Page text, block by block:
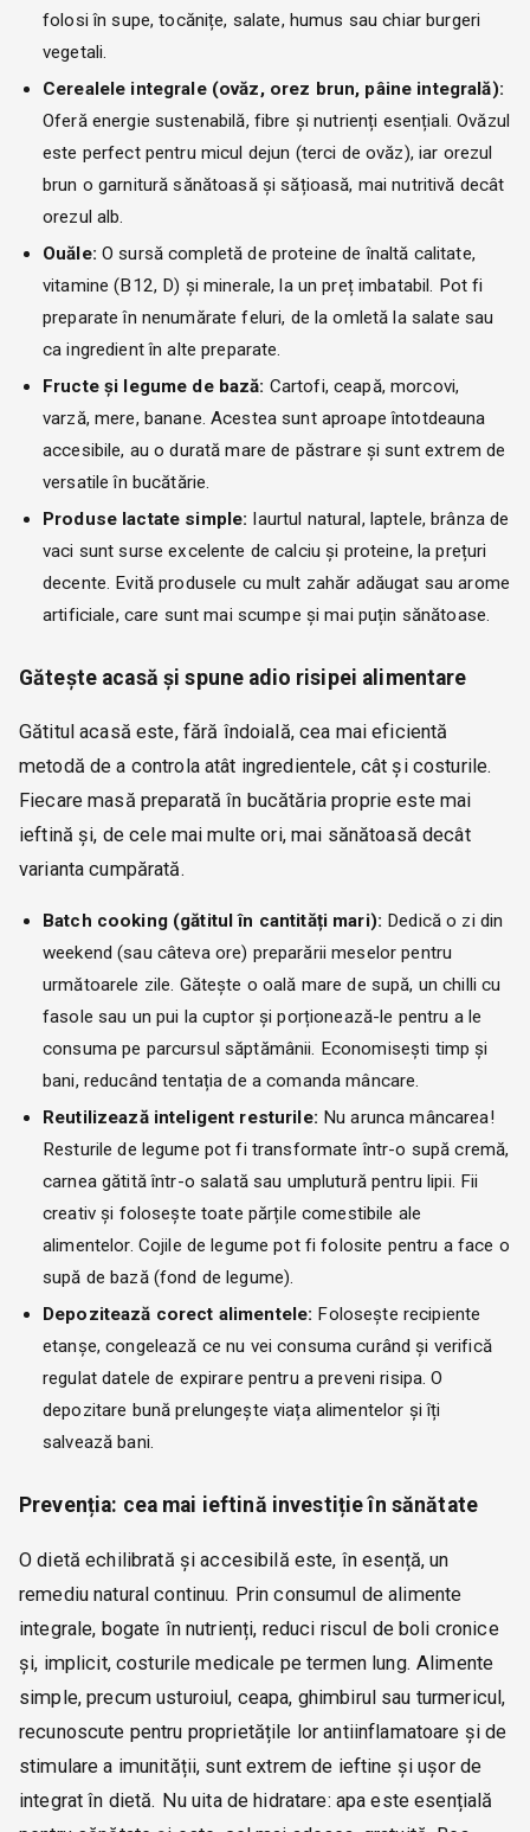
folosi în supe, tocănițe, salate, humus sau chiar burgeri
vegetali.
Cerealele integrale (ovăz, orez brun, pâine integrală):
Oferă energie sustenabilă, fibre și nutrienți esențiali. Ovăzul
este perfect pentru micul dejun (terci de ovăz), iar orezul
brun o garnitură sănătoasă și sățioasă, mai nutritivă decât
orezul alb.
Ouăle: O sursă completă de proteine de înaltă calitate,
vitamine (B12, D) și minerale, la un preț imbatabil. Pot fi
preparate în nenumărate feluri, de la omletă la salate sau
ca ingredient în alte preparate.
Fructe și legume de bază: Cartofi, ceapă, morcovi,
varză, mere, banane. Acestea sunt aproape întotdeauna
accesibile, au o durată mare de păstrare și sunt extrem de
versatile în bucătărie.
Produse lactate simple: Iaurtul natural, laptele, brânza de
vaci sunt surse excelente de calciu și proteine, la prețuri
decente. Evită produsele cu mult zahăr adăugat sau arome
artificiale, care sunt mai scumpe și mai puțin sănătoase.
Gătește acasă și spune adio risipei alimentare
Gătitul acasă este, fără îndoială, cea mai eficientă
metodă de a controla atât ingredientele, cât și costurile.
Fiecare masă preparată în bucătăria proprie este mai
ieftină și, de cele mai multe ori, mai sănătoasă decât
varianta cumpărată.
Batch cooking (gătitul în cantități mari): Dedică o zi din
weekend (sau câteva ore) preparării meselor pentru
următoarele zile. Gătește o oală mare de supă, un chilli cu
fasole sau un pui la cuptor și porționează-le pentru a le
consuma pe parcursul săptămânii. Economisești timp și
bani, reducând tentația de a comanda mâncare.
Reutilizează inteligent resturile: Nu arunca mâncarea!
Resturile de legume pot fi transformate într-o supă cremă,
carnea gătită într-o salată sau umplutură pentru lipii. Fii
creativ și folosește toate părțile comestibile ale
alimentelor. Cojile de legume pot fi folosite pentru a face o
supă de bază (fond de legume).
Depozitează corect alimentele: Folosește recipiente
etanșe, congelează ce nu vei consuma curând și verifică
regulat datele de expirare pentru a preveni risipa. O
depozitare bună prelungește viața alimentelor și îți
salvează bani.
Prevenția: cea mai ieftină investiție în sănătate
O dietă echilibrată și accesibilă este, în esență, un
remediu natural continuu. Prin consumul de alimente
integrale, bogate în nutrienți, reduci riscul de boli cronice
și, implicit, costurile medicale pe termen lung. Alimente
simple, precum usturoiul, ceapa, ghimbirul sau turmericul,
recunoscute pentru proprietățile lor antiinflamatoare și de
stimulare a imunității, sunt extrem de ieftine și ușor de
integrat în dietă. Nu uita de hidratare: apa este esențială